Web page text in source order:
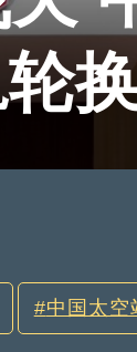
中国太空